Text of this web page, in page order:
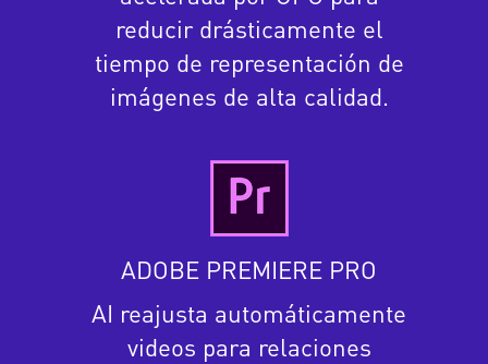
reducir drásticamente el
tiempo de representación de
imágenes de alta calidad.
ADOBE PREMIERE PRO
AI reajusta automáticamente
videos para relaciones